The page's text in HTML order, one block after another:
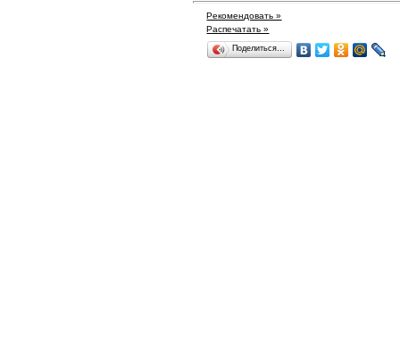
Рекомендовать »
Распечатать »
Поделиться…